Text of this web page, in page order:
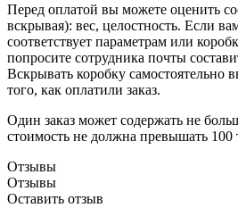
Перед оплатой вы можете оценить
вскрывая): вес, целостность. Если
соответствует параметрам или
попросите сотрудника почты
Вскрывать коробку самостоятельно
того, как оплатили заказ.
Один заказ может содержать не
стоимость не должна превышать 100
Отзывы
Отзывы
Оставить отзыв